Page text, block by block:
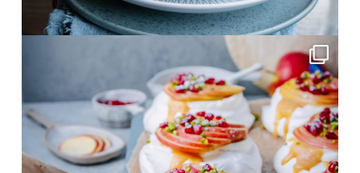
Nov. 12